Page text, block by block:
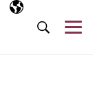
Ausgewählte
DE
Suche